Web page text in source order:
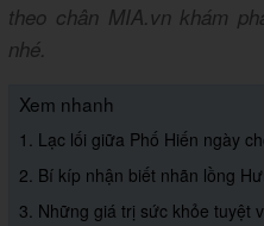
theo chân MIA.vn khám
nhé.
Xem nhanh
1. Lạc lối giữa Phố Hiến ngày
2. Bí kíp nhận biết nhãn lồng
3. Những giá trị sức khỏe tuyệt